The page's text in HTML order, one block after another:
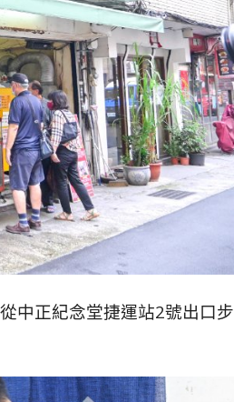
中正紀念堂捷運站2號出口步